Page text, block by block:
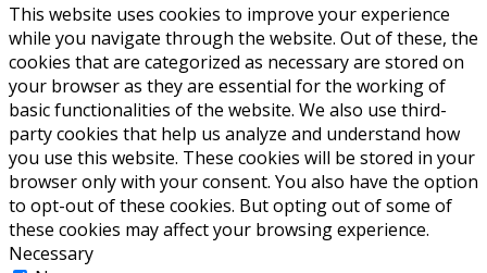
This website uses cookies to improve your experience
while you navigate through the website. Out of these, the
cookies that are categorized as necessary are stored on
your browser as they are essential for the working of
basic functionalities of the website. We also use third-
party cookies that help us analyze and understand how
you use this website. These cookies will be stored in your
browser only with your consent. You also have the option
to opt-out of these cookies. But opting out of some of
these cookies may affect your browsing experience.
Necessary